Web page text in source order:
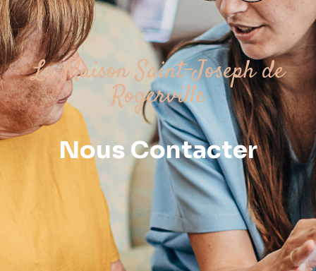
La Maison Saint-Joseph de
Rogerville
Nous Contacter